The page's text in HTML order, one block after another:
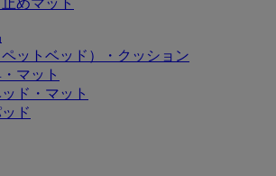
ットベッド）・クッション
マット
ド・マット
ド